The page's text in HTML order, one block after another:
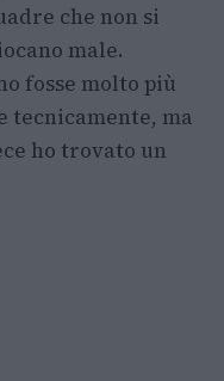
che non si
male.
fosse molto più
tecnicamente, ma
ho trovato un